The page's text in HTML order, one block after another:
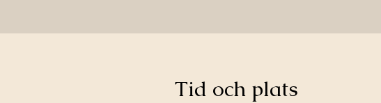
Tid och plats